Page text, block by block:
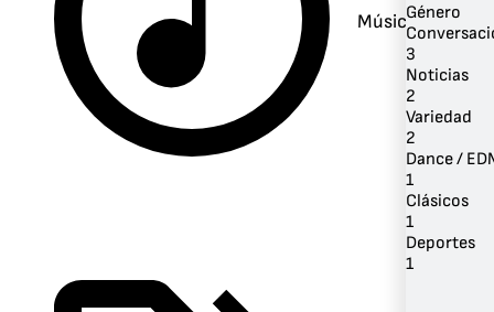
MúsicaGénero
3
Noticias
2
Variedad
2
Dance /
1
Clásicos
1
Deportes
1